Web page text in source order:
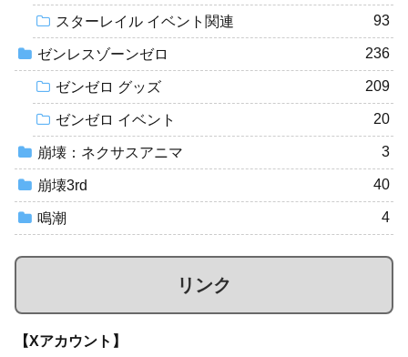
スターレイル イベント関連 93
ゼンレスゾーンゼロ 236
ゼンゼロ グッズ 209
ゼンゼロ イベント 20
崩壊：ネクサスアニマ 3
崩壊3rd 40
鳴潮 4
リンク
【Xアカウント】